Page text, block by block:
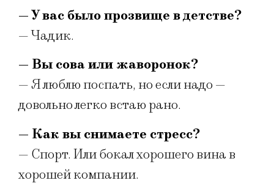
— У вас было прозвище в детстве?
— Чадик.
— Вы сова или жаворонок?
— Я люблю поспать, но если надо —
довольно легко встаю рано.
— Как вы снимаете стресс?
— Спорт. Или бокал хорошего вина в
хорошей компании.